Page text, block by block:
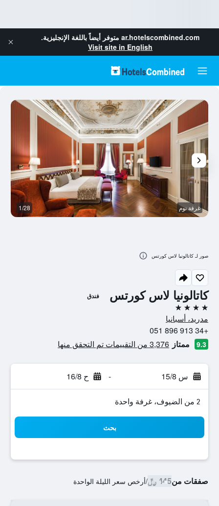
ar.hotelscombined.com متوفر أيضاً باللغة الإنجليزية.
Visit site in English
كاتالونيا لاس كورتس فندق
4 نجوم
مدريد، أسبانيا
+34 913 896 051
9.3 ممتاز 3,376 من التقييمات تم التحقق منها
س 15/8 - ح 16/8
2 من الضيوف، غرفة واحدة
بحث
صفقات من445 ﷼ /أرخص سعر الليلة الواحدة
غرفة نوم 1/28
صور لـ كاتالونيا لاس كورتس